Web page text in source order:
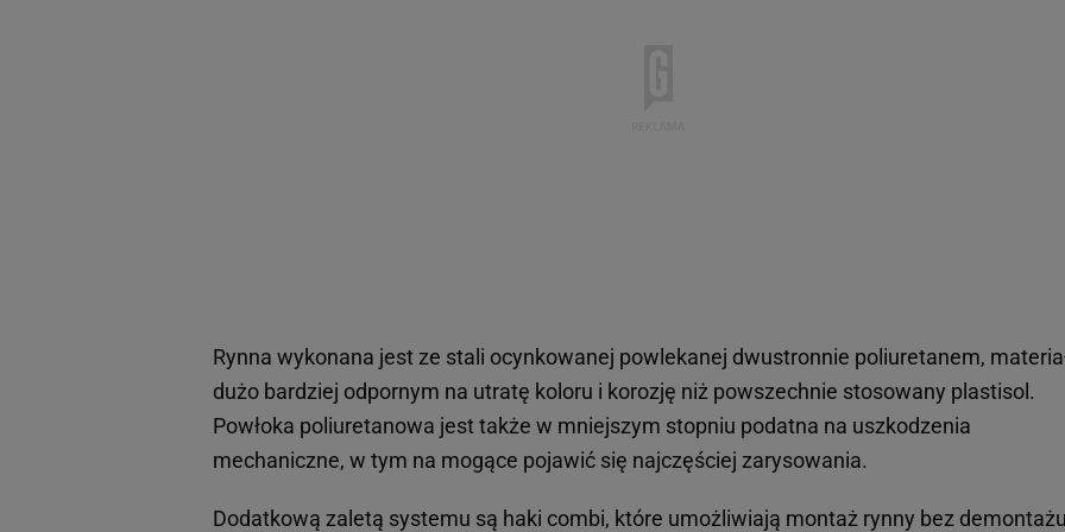
Rynna wykonana jest ze stali ocynkowanej powlekanej dwustronnie poliuretanem,
dużo bardziej odpornym na utratę koloru i korozję niż powszechnie stosowany plastisol.
Powłoka poliuretanowa jest także w mniejszym stopniu podatna na uszkodzenia
mechaniczne, w tym na mogące pojawić się najczęściej zarysowania.
Dodatkową zaletą systemu są haki combi, które umożliwiają montaż rynny bez demontażu